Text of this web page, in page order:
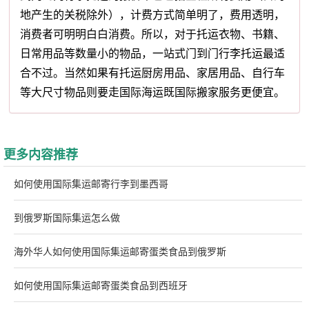
地产生的关税除外），计费方式简单明了，费用透明，
消费者可明明白白消费。所以，对于托运衣物、书籍、
日常用品等数量小的物品，一站式门到门行李托运最适
合不过。当然如果有托运厨房用品、家居用品、自行车
等大尺寸物品则要走国际海运既国际搬家服务更便宜。
更多内容推荐
如何使用国际集运邮寄行李到墨西哥
到俄罗斯国际集运怎么做
海外华人如何使用国际集运邮寄蛋类食品到俄罗斯
如何使用国际集运邮寄蛋类食品到西班牙